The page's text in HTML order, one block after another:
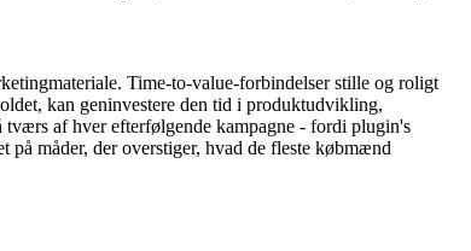
Time-to-value-forbindelser stille og roligt
kan geninvestere den tid i produktudvikling,
af hver efterfølgende kampagne - fordi plugin's
måder, der overstiger, hvad de fleste købmænd